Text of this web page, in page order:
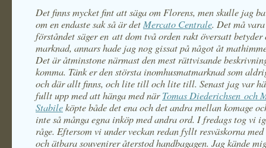
Det finns mycket fint att säga om Florens, men skulle jag
om en endaste sak så är det Mercato Centrale. Det må
förståndet säger en att dom två orden rakt översatt
marknad, annars hade jag nog gissat på något åt
Det är åtminstone närmast den mest rättvisande
komma. Tänk er den största inomhusmatmarknad som
och där allt finns, och lite till och lite till. Senast jag var
fullt upp med att hänga med närTomas Diederichsen och
Stabileköpte både det ena och det andra mellan komage
inte så många egna inköp med andra ord. I fredags tog vi
råge. Eftersom vi under veckan redan fyllt resväskorna
och ätbara souvenirer återstod handbagagen. Jag kände